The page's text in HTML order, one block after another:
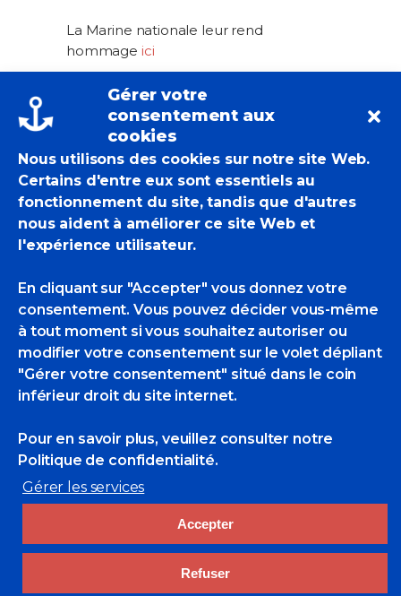
Gérer votre
consentement aux
cookies
Nous utilisons des cookies sur notre site Web.
Certains d'entre eux sont essentiels au
fonctionnement du site, tandis que d'autres
nous aident à améliorer ce site Web et
l'expérience utilisateur.
En cliquant sur "Accepter" vous donnez votre
consentement. Vous pouvez décider vous-même
à tout moment si vous souhaitez autoriser ou
modifier votre consentement sur le volet dépliant
"Gérer votre consentement" situé dans le coin
inférieur droit du site internet.
Pour en savoir plus, veuillez consulter notre
Politique de confidentialité.
Gérer les services
Accepter
Refuser
La Marine nationale leur rend
hommage ici
Jennifer.lcc@orange.fr
Actualités Des POM
André Bourrié
Michel Bellion
0 Likes
Search
for:
cluster-maritime.fr
Académie de marine